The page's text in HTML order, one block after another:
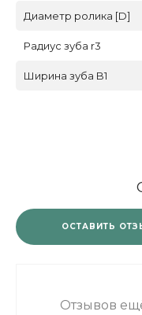
Диаметр ролика [D]
Радиус зуба r3
Ширина зуба B1
ОСТАВИТЬ
Отзывов